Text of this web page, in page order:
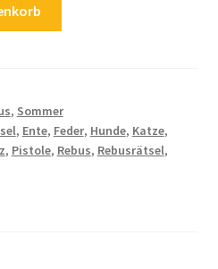
, Sommer
, Ente, Feder, Hunde, Katze,
, Pistole, Rebus, Rebusrätsel,